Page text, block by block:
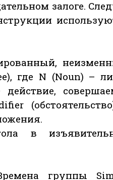
залоге.
где N (Noun) –
в
группы